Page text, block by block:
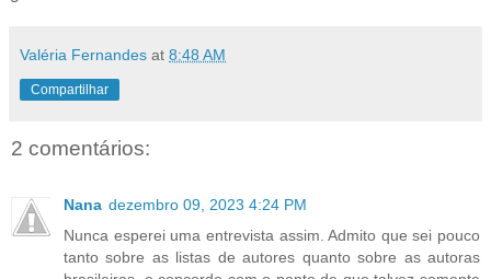
Valéria Fernandes at 8:48 AM
Compartilhar
2 comentários:
Nana dezembro 09, 2023 4:24 PM
Nunca esperei uma entrevista assim. Admito que sei pouco
tanto sobre as listas de autores quanto sobre as autoras